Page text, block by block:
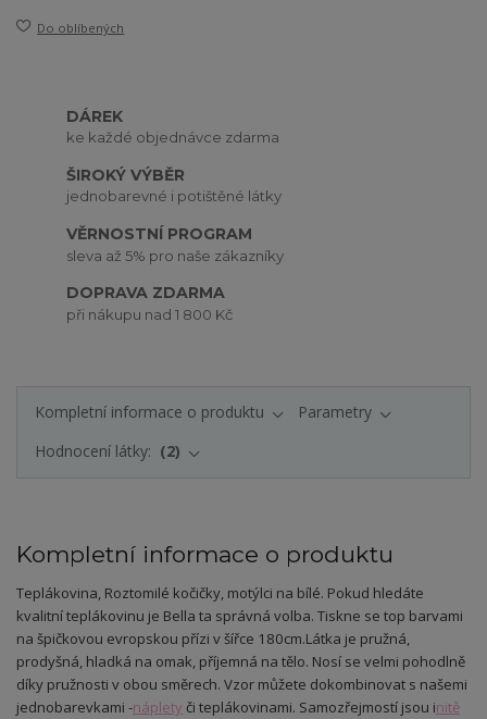
Do oblíbených
DÁREK
ke každé objednávce zdarma
ŠIROKÝ VÝBĚR
jednobarevné i potištěné látky
VĚRNOSTNÍ PROGRAM
sleva až 5% pro naše zákazníky
DOPRAVA ZDARMA
při nákupu nad 1 800 Kč
Kompletní informace o produktu
Parametry
Hodnocení látky:
2
Kompletní informace o produktu
Teplákovina, Roztomilé kočičky, motýlci na bílé. Pokud hledáte
kvalitní teplákovinu je Bella ta správná volba. Tiskne se top barvami
na špičkovou evropskou přízi v šířce 180cm.Látka je pružná,
prodyšná, hladká na omak, příjemná na tělo. Nosí se velmi pohodlně
díky pružnosti v obou směrech. Vzor můžete dokombinovat s našemi
jednobarevkami -náplety či teplákovinami. Samozřejmostí jsou initě